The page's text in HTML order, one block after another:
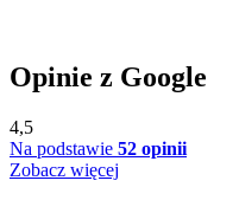
Opinie z Google
4,5
Na podstawie 52 opinii
Zobacz więcej